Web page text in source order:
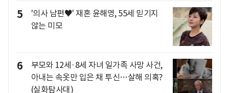
5
'의사 남편♥' 재혼 윤해영, 55세 믿기지
않는 미모
6
부모와 12세·8세 자녀 일가족 사망 사건,
아내는 속옷만 입은 채 투신…살해 의혹?
(실화탐사대)